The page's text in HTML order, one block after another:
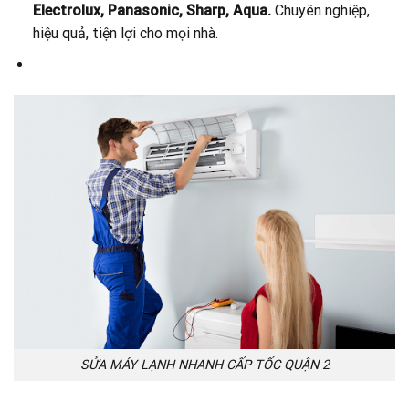
Electrolux, Panasonic, Sharp, Aqua.Chuyên nghiệp,
hiệu quả, tiện lợi cho mọi nhà.
SỬA MÁY LẠNH NHANH CẤP TỐC QUẬN 2